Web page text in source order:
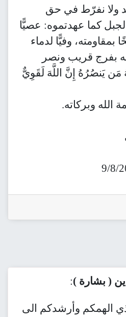
ولا نفرّط في حق
كما عهدتموه: عصيًّا
بمقاومته، وفيًّا لدماء
بفرج قريب ونصر
مَن يَنصُرُهُ إِنَّ اللَّهَ لَقَوِيٌّ
الله وبركاته.
( بشارة ):
الهمكم وأرشدكم الى